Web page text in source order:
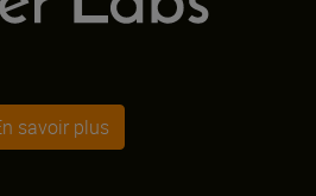
En savoir plus